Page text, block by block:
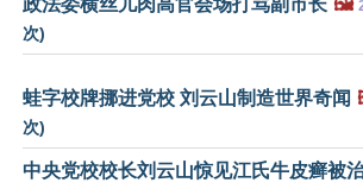
政法委横丝儿肉高官会场打骂副市长 🖼️
次)
蛙字校牌挪进党校 刘云山制造世界奇闻
次)
中央党校校长刘云山惊见江氏牛皮癣被